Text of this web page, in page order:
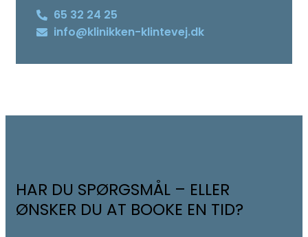
65 32 24 25
info@klinikken-klintevej.dk
HAR DU SPØRGSMÅL – ELLER
ØNSKER DU AT BOOKE EN TID?